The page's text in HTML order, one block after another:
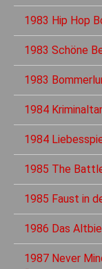
1983 Hip Hop
1983 Schöne
1983
1984
1984
1985 The
1985 Faust in
1986 Das
1987 Never